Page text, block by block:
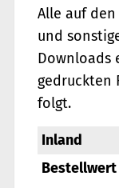
Alle auf
und
Downloads
gedruckten
folgt.
Inland
Bestellwert